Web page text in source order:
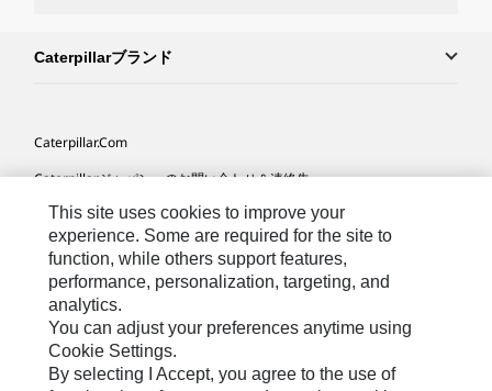
Caterpillarブランド
Caterpillar.com
Caterpillarジャパンへのお問い合わせ＆連絡先
マイマーケティング情報配信設定
サイト･マップ
Cookie Settings
法的事項
プライバシー
This site uses cookies to improve your
experience. Some are required for the site to
function, while others support features,
performance, personalization, targeting, and
analytics.
You can adjust your preferences anytime using
Cookie Settings.
By selecting I Accept, you agree to the use of